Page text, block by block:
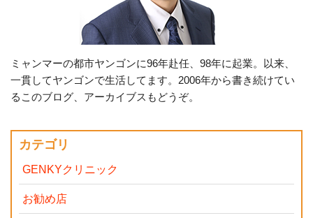
ミャンマーの都市ヤンゴンに96年赴任、98年に起業。以来、
一貫してヤンゴンで生活してます。2006年から書き続けてい
るこのブログ、アーカイブスもどうぞ。
カテゴリ
GENKYクリニック
お勧め店